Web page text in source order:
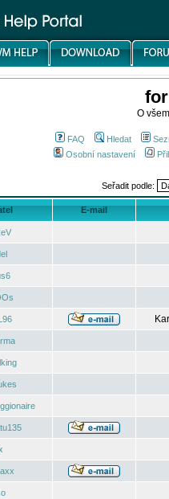
O
FAQ Hledat
Osobní nastavení
Seřadit podle:
E-mail